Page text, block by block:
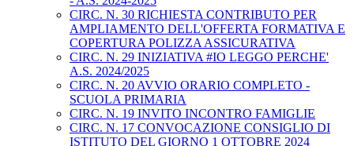
CIRC. N. 30 RICHIESTA CONTRIBUTO PER
AMPLIAMENTO DELL'OFFERTA FORMATIVA E
COPERTURA POLIZZA ASSICURATIVA
CIRC. N. 29 INIZIATIVA #IO LEGGO PERCHE'
A.S. 2024/2025
CIRC. N. 20 AVVIO ORARIO COMPLETO -
SCUOLA PRIMARIA
CIRC. N. 19 INVITO INCONTRO FAMIGLIE
CIRC. N. 17 CONVOCAZIONE CONSIGLIO DI
ISTITUTO DEL GIORNO 1 OTTOBRE 2024